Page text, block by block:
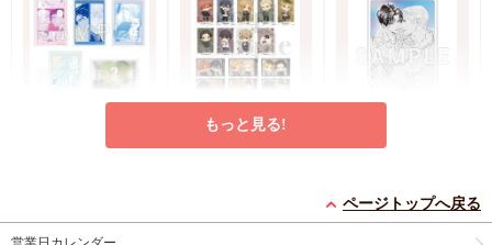
クリルカード（全5
プリートセット】
クリルカード【C】
岩本薫/幸村佳苗
もっと見る!
ページトップへ戻る